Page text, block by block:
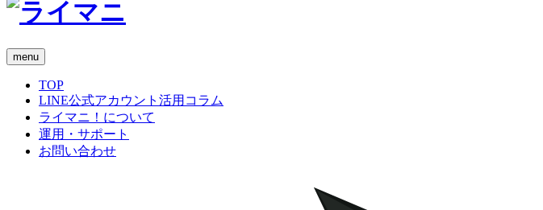
menu
TOP
LINE公式アカウント活用コラム
ライマニ！について
運用・サポート
お問い合わせ